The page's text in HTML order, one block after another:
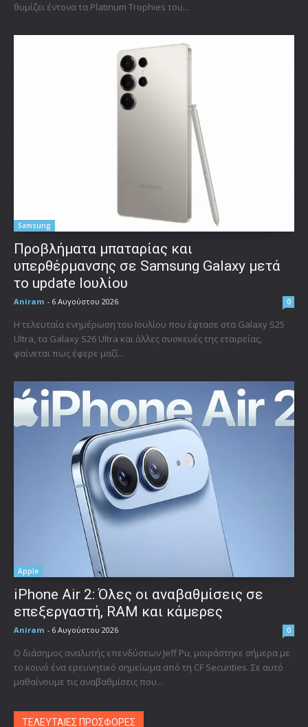
θυμίζει έντονα τα Platinum Trophies του...
Samsung
Προβλήματα μπαταρίας και
υπερθέρμανσης σε Samsung Galaxy μετά
το update Ιουλίου
Aniram - 6 Αυγούστου 2026 0
Η τελευταία ενημέρωση του Ιουλίου που έφτασε στα Galaxy S25
Ultra, τα Galaxy S26 Ultra και άλλες συσκευές της εταιρείας,
φαίνεται πως έφερε μαζί...
Apple
iPhone Air 2: Όλες οι αναβαθμίσεις σε
επεξεργαστή, RAM και κάμερες
Aniram - 6 Αυγούστου 2026 0
Ο διάσημος αναλυτής επενδύσεων Jeff Pu, μοιράστηκε σήμερα με
το κοινό ένα ερευνητικό σημείωμα από τη CF Securities. Σε αυτό
μαθαίνουμε τις αναβαθμίσεις που...
ΤΕΛΕΥΤΑΙΕΣ ΠΡΟΣΦΟΡΕΣ